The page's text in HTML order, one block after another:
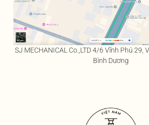
SJ MECHANICAL Co.,LTD 4/6 Vĩnh Phú 29,
Bình Dương